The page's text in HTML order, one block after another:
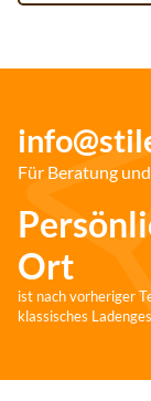
Für Beratung
Ort
ist nach vorheriger
klassisches